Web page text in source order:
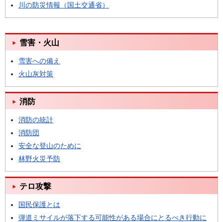
川の防災情報（国土交通省）
雪害・火山
雪害への備え
火山灰対策
消防
消防の統計
消防団
安全な登山のために
林野火災予防
テロ攻撃
国民保護とは
弾道ミサイルが落下する可能性がある場合にとるべき行動に